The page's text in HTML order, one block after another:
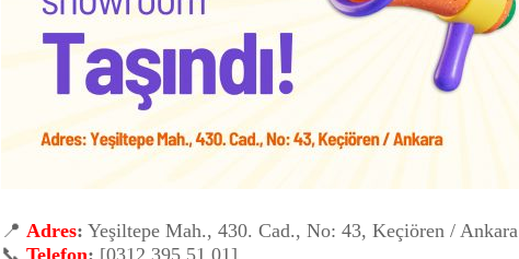
📍 Adres: Yeşiltepe Mah., 430. Cad., No: 43, Keçiören / Ankara
📞 Telefon: [0312 395 51 01]